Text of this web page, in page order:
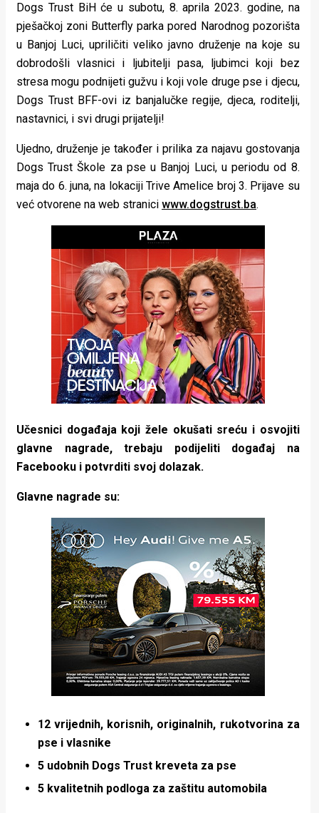
pokretu
Ideje
koje
Urban
Places
Magazin
Dogs Trust BiH će u subotu, 8. aprila 2023. godine, na
pješačkoj zoni Butterfly parka pored Narodnog pozorišta
u Banjoj Luci, upriličiti veliko javno druženje na koje su
dobrodošli vlasnici i ljubitelji pasa, ljubimci koji bez
stresa mogu podnijeti gužvu i koji vole druge pse i djecu,
Dogs Trust BFF-ovi iz banjalučke regije, djeca, roditelji,
nastavnici, i svi drugi prijatelji!
Ujedno, druženje je također i prilika za najavu gostovanja
Dogs Trust Škole za pse u Banjoj Luci, u periodu od 8.
maja do 6. juna, na lokaciji Trive Amelice broj 3. Prijave su
već otvorene na web stranici www.dogstrust.ba.
Učesnici događaja koji žele okušati sreću i osvojiti
glavne nagrade, trebaju podijeliti događaj na
Facebooku i potvrditi svoj dolazak.
Glavne nagrade su:
12 vrijednih, korisnih, originalnih, rukotvorina za
pse i vlasnike
5 udobnih Dogs Trust kreveta za pse
5 kvalitetnih podloga za zaštitu automobila